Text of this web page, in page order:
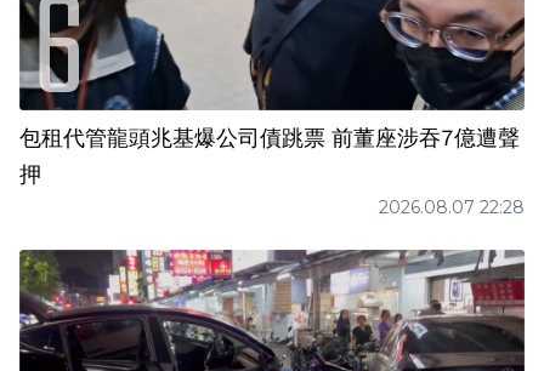
包租代管龍頭兆基爆公司債跳票 前董座涉吞7億遭聲
押
2026.08.07 22:28